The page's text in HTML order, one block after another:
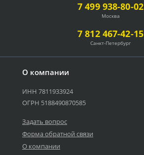
О компании
ИНН 7811933924
ОГРН 5188490870585
Задать вопрос
Форма обратной связи
О компании
7 499 938-80-02
Москва
7 812 467-42-15
Санкт-Петербург